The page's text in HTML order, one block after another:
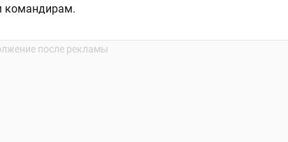
командирам.